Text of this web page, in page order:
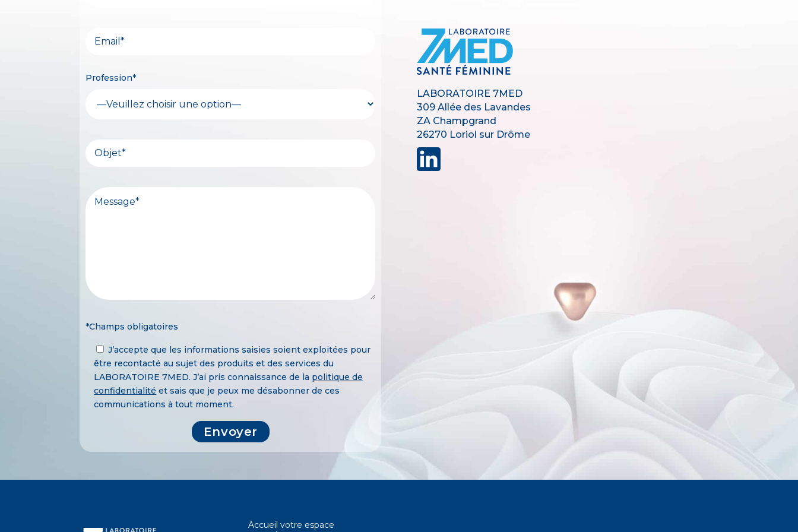
Profession*
*Champs obligatoires
J’accepte que les informations saisies soient exploitées pour
être recontacté au sujet des produits et des services du
LABORATOIRE 7MED. J’ai pris connaissance de la politique de
confidentialité et sais que je peux me désabonner de ces
communications à tout moment.
LABORATOIRE 7MED
309 Allée des Lavandes
ZA Champgrand
26270 Loriol sur Drôme
Accueil votre espace